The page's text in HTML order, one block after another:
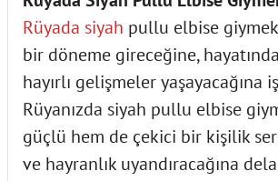
Rüyada siyah pullu elbise
bir döneme gireceğine,
hayırlı gelişmeler yaşayacağına
Rüyanızda siyah pullu elbise
güçlü hem de çekici bir kişilik
ve hayranlık uyandıracağına